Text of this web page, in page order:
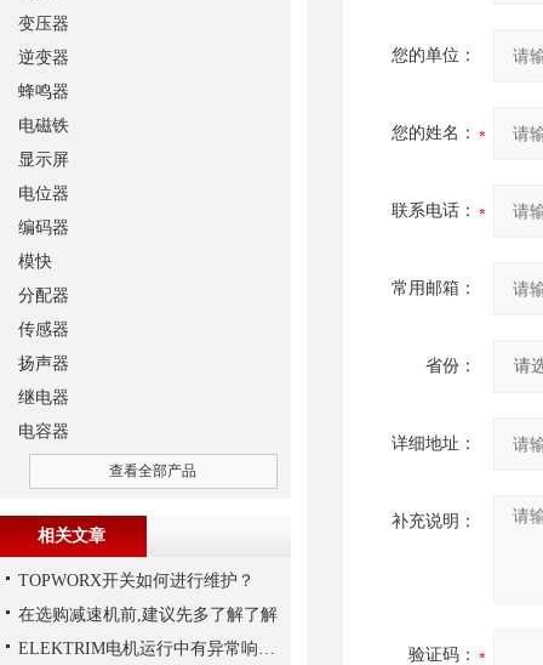
您的单位：
您的姓名：
联系电话：
常用邮箱：
省份：
详细地址：
补充说明：
验证码：
变压器
逆变器
蜂鸣器
电磁铁
显示屏
电位器
编码器
模快
分配器
传感器
扬声器
继电器
电容器
查看全部产品
相关文章
TOPWORX开关如何进行维护？
在选购减速机前,建议先多了解了解
ELEKTRIM电机运行中有异常响声是什么原因？